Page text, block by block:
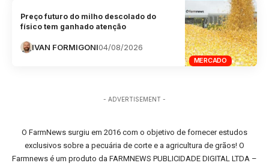
MERCADO
Preço futuro do milho descolado do
físico tem ganhado atenção
IVAN FORMIGONI04/08/2026
- ADVERTISEMENT -
O FarmNews surgiu em 2016 com o objetivo de fornecer estudos
exclusivos sobre a pecuária de corte e a agricultura de grãos! O
Farmnews é um produto da FARMNEWS PUBLICIDADE DIGITAL LTDA –